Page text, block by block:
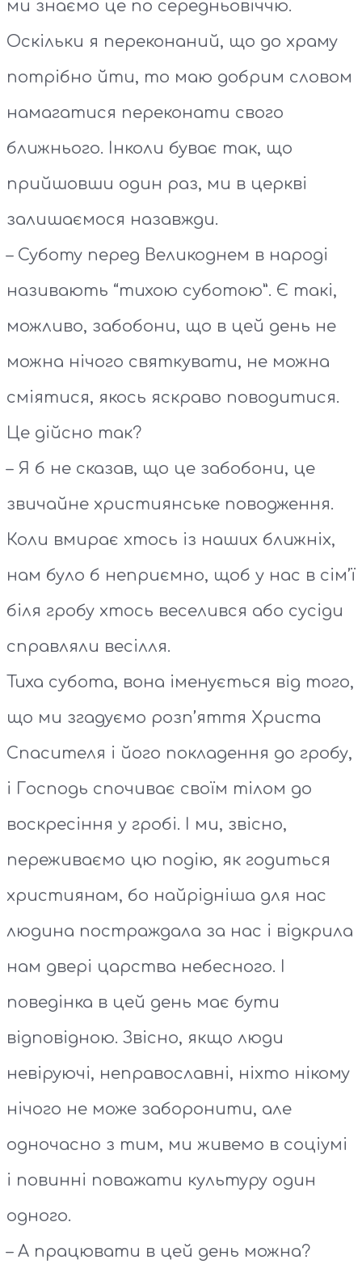
ми знаємо це по середньовіччю.
Оскільки я переконаний, що до храму
потрібно йти, то маю добрим словом
намагатися переконати свого
ближнього. Інколи буває так, що
прийшовши один раз, ми в церкві
залишаємося назавжди.
– Суботу перед Великоднем в народі
називають “тихою суботою”. Є такі,
можливо, забобони, що в цей день не
можна нічого святкувати, не можна
сміятися, якось яскраво поводитися.
Це дійсно так?
– Я б не сказав, що це забобони, це
звичайне християнське поводження.
Коли вмирає хтось із наших ближніх,
нам було б неприємно, щоб у нас в сім’ї
біля гробу хтось веселився або сусіди
справляли весілля.
Тиха субота, вона іменується від того,
що ми згадуємо розп’яття Христа
Спасителя і його покладення до гробу,
і Господь спочиває своїм тілом до
воскресіння у гробі. І ми, звісно,
переживаємо цю подію, як годиться
християнам, бо найрідніша для нас
людина постраждала за нас і відкрила
нам двері царства небесного. І
поведінка в цей день має бути
відповідною. Звісно, якщо люди
невіруючі, неправославні, ніхто нікому
нічого не може заборонити, але
одночасно з тим, ми живемо в соціумі
і повинні поважати культуру один
одного.
– А працювати в цей день можна?